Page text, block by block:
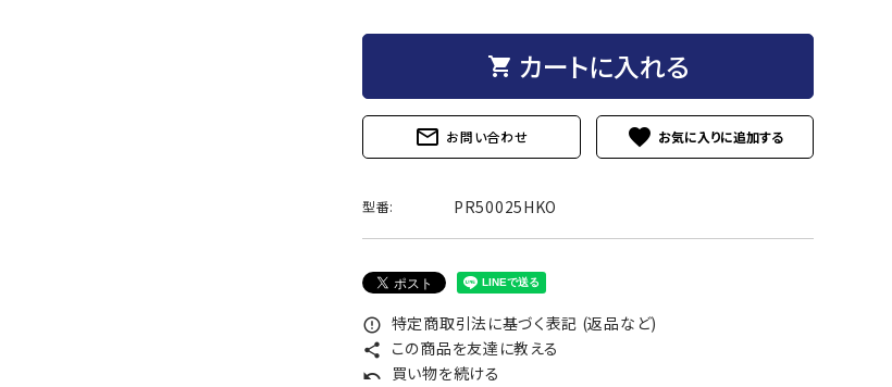
shopping_cart カートに入れる
mail_outline お問い合わせ favorite
型番: PR50025HKO
error_outline 特定商取引法に基づく表記 (返品など)
share この商品を友達に教える
undo 買い物を続ける